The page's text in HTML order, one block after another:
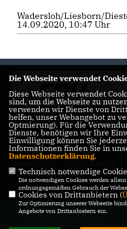
Wadersloh/Liesborn/
14.09.2020, 10:47 Uhr
MITGLIEDERBEREICH
@2026 CDU-Ratsfraktion und CDU-
Die Webseite verwendet
Diese Webseite verwendet
sind, um die Webseite zu
verwenden wir Dienste von
helfen, unser Webangebot zu
Optmierung). Für die
Dienste, benötigen wir Ihre
Einwilligung können Sie
Informationen finden Sie in
Datenschutzerklärung.
Technisch notwendige
Die notwendigen Cookies werden
ordnungsgemäßen Gebrauch der
Cookies von Drittanbietern (
Zur Optimierung unserer Webseite
Angebote von Drittanbietern ein.